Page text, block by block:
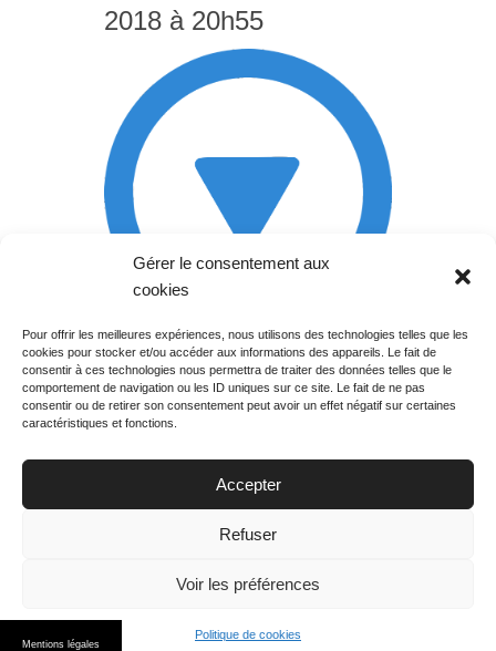
Gérer le consentement aux
cookies
Pour offrir les meilleures expériences, nous utilisons des technologies telles que les
cookies pour stocker et/ou accéder aux informations des appareils. Le fait de
consentir à ces technologies nous permettra de traiter des données telles que le
comportement de navigation ou les ID uniques sur ce site. Le fait de ne pas
consentir ou de retirer son consentement peut avoir un effet négatif sur certaines
caractéristiques et fonctions.
Accepter
Refuser
Voir les préférences
Politique de cookies
Mentions légales
2018 à 20h55
Rechercher votre
programme
Votre soirée :
PGM TV. All Rights Reserved.